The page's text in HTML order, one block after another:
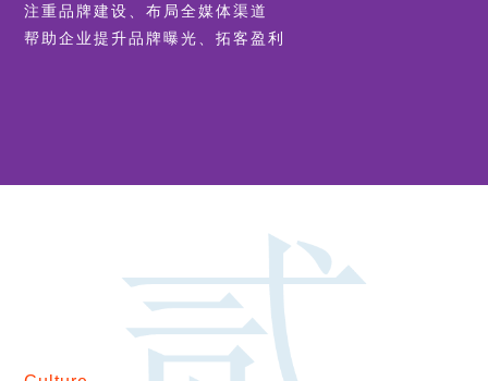
注重品牌建设、布局全媒体渠道
帮助企业提升品牌曝光、拓客盈利